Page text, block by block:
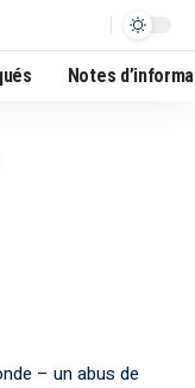
Notes
– un abus de